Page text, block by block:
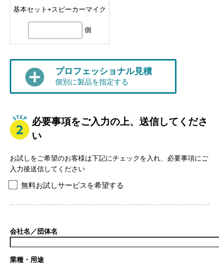
基本セット+スピーカーマイク
個
プロフェッショナル見積
個別に製品を指定する
必要事項をご入力の上、送信してくださ
い
お試しをご希望のお客様は下記にチェックを入れ、必要事項にご
入力後送信してください
無料お試しサービスを希望する
会社名／団体名
業種・用途